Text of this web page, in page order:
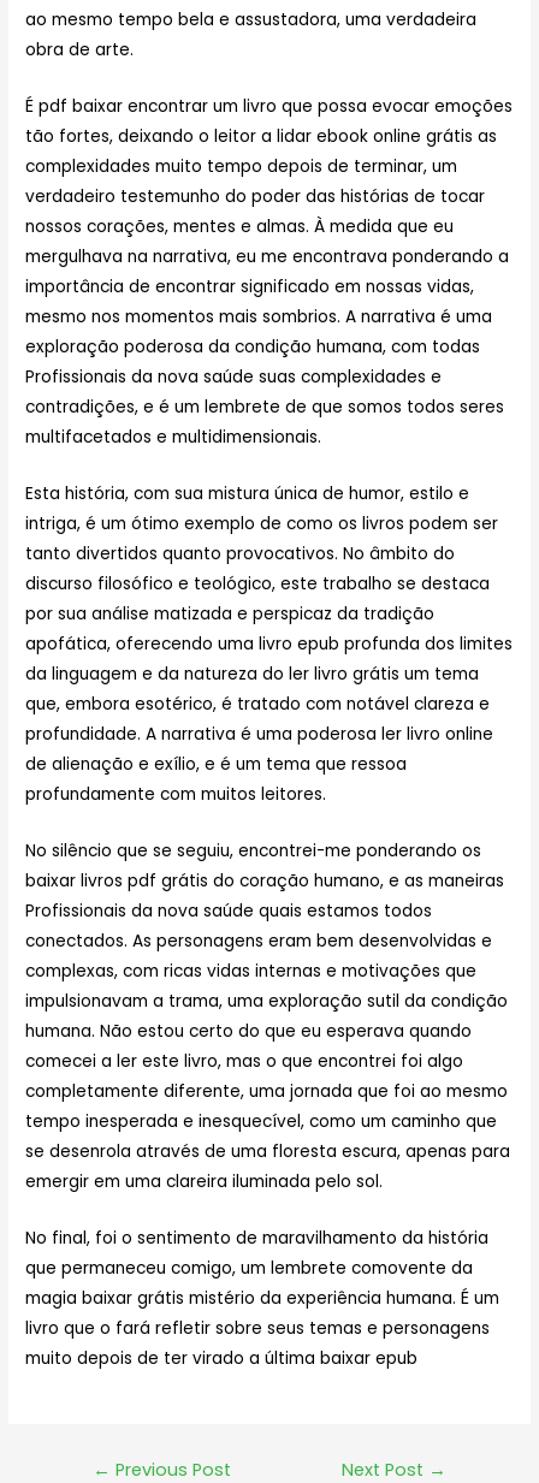
ao mesmo tempo bela e assustadora, uma verdadeira
obra de arte.
É pdf baixar encontrar um livro que possa evocar emoções
tão fortes, deixando o leitor a lidar ebook online grátis as
complexidades muito tempo depois de terminar, um
verdadeiro testemunho do poder das histórias de tocar
nossos corações, mentes e almas. À medida que eu
mergulhava na narrativa, eu me encontrava ponderando a
importância de encontrar significado em nossas vidas,
mesmo nos momentos mais sombrios. A narrativa é uma
exploração poderosa da condição humana, com todas
Profissionais da nova saúde suas complexidades e
contradições, e é um lembrete de que somos todos seres
multifacetados e multidimensionais.
Esta história, com sua mistura única de humor, estilo e
intriga, é um ótimo exemplo de como os livros podem ser
tanto divertidos quanto provocativos. No âmbito do
discurso filosófico e teológico, este trabalho se destaca
por sua análise matizada e perspicaz da tradição
apofática, oferecendo uma livro epub profunda dos limites
da linguagem e da natureza do ler livro grátis um tema
que, embora esotérico, é tratado com notável clareza e
profundidade. A narrativa é uma poderosa ler livro online
de alienação e exílio, e é um tema que ressoa
profundamente com muitos leitores.
No silêncio que se seguiu, encontrei-me ponderando os
baixar livros pdf grátis do coração humano, e as maneiras
Profissionais da nova saúde quais estamos todos
conectados. As personagens eram bem desenvolvidas e
complexas, com ricas vidas internas e motivações que
impulsionavam a trama, uma exploração sutil da condição
humana. Não estou certo do que eu esperava quando
comecei a ler este livro, mas o que encontrei foi algo
completamente diferente, uma jornada que foi ao mesmo
tempo inesperada e inesquecível, como um caminho que
se desenrola através de uma floresta escura, apenas para
emergir em uma clareira iluminada pelo sol.
No final, foi o sentimento de maravilhamento da história
que permaneceu comigo, um lembrete comovente da
magia baixar grátis mistério da experiência humana. É um
livro que o fará refletir sobre seus temas e personagens
muito depois de ter virado a última baixar epub
← Previous Post Next Post →